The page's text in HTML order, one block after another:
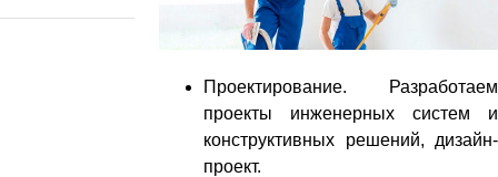
Проектирование. Разработаем
проекты инженерных систем и
конструктивных решений, дизайн-
проект.